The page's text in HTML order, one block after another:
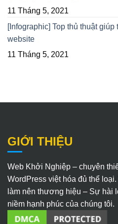
11 Tháng 5, 2021
[Infographic] Top thủ thuật
website
11 Tháng 5, 2021
GIỚI THIỆU
Web Khởi Nghiệp – chuyên
WordPress việt hóa đủ thể
làm nên thương hiệu – Sự hài
niềm hạnh phúc của chúng tôi.